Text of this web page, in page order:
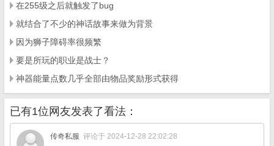
在255级之后就触发了bug
就结合了不少的神话故事来做为背景
因为狮子障碍率很频繁
要是所玩的职业是战士？
神器能量点数几乎全部由物品奖励形式获得
已有1位网友发表了看法：
传奇私服 评论于 2024-12-28 22:02:28